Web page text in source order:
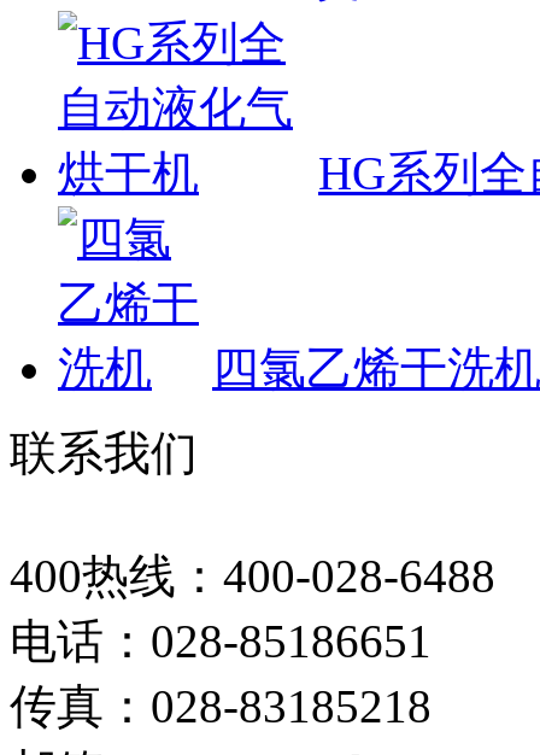
HG系列
四氯乙烯干洗机
联系我们
400热线：400-028-6488
电话：028-85186651
传真：028-83185218